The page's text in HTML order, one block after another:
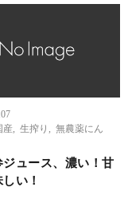
産 生搾り
無農薬にん
ュース、濃い！甘
い！